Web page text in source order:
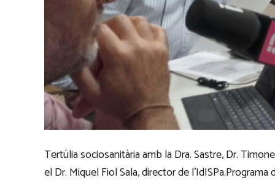
Tertúlia sociosanitària amb la Dra. Sastre, Dr.
el Dr. Miquel Fiol Sala, director de